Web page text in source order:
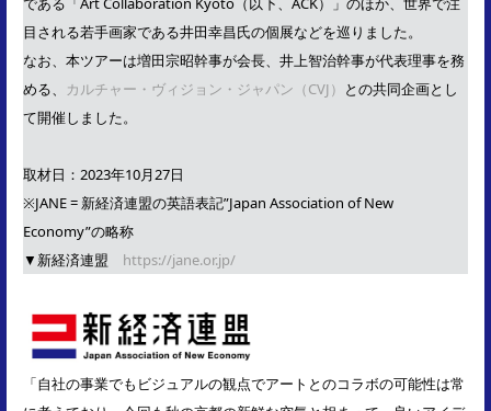
目される若手画家である井田幸昌氏の個展などを巡りました。
なお、本ツアーは増田宗昭幹事が会長、井上智治幹事が代表理事を務
める、
カルチャー・ヴィジョン・ジャパン（CVJ） との共同企画とし
て開催しました。
取材日：2023年10月27日
※JANE = 新経済連盟の英語表記”Japan Association of New
Economy”の略称
▼新経済連盟 https://jane.or.jp/
「自社の事業でもビジュアルの観点でアートとのコラボの可能性は常